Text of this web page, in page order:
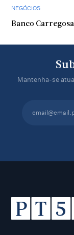
NEGÓCIOS
Banco
Mantenha-se